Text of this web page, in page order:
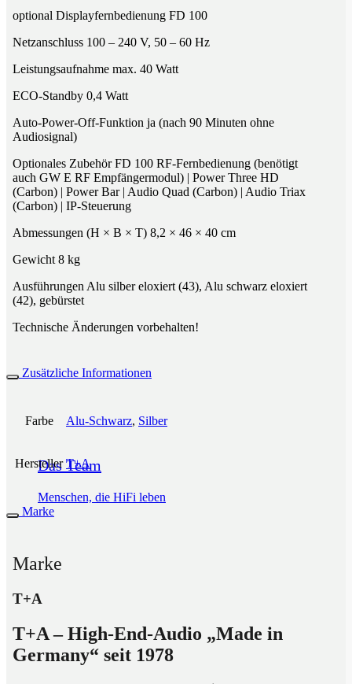
Das Team
Menschen, die HiFi leben
optional Displayfernbedienung FD 100
Netzanschluss 100 – 240 V, 50 – 60 Hz
Leistungsaufnahme max. 40 Watt
ECO-Standby 0,4 Watt
Auto-Power-Off-Funktion ja (nach 90 Minuten ohne
Audiosignal)
Optionales Zubehör FD 100 RF-Fernbedienung (benötigt
auch GW E RF Empfängermodul) | Power Three HD
(Carbon) | Power Bar | Audio Quad (Carbon) | Audio Triax
(Carbon) | IP-Steuerung
Abmessungen (H × B × T) 8,2 × 46 × 40 cm
Gewicht 8 kg
Ausführungen Alu silber eloxiert (43), Alu schwarz eloxiert
(42), gebürstet
Technische Änderungen vorbehalten!
Zusätzliche Informationen
Farbe Alu-Schwarz, Silber
Hersteller T+A
Marke
Marke
T+A
T+A – High-End-Audio „Made in
Germany“ seit 1978